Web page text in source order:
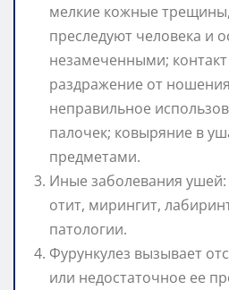
мелкие кожные
преследуют человека и
незамеченными;
раздражение от
неправильное
палочек; ковыряние в
предметами.
Иные заболевания
отит, мирингит,
патологии.
Фурункулез вызывает
или недостаточное ее